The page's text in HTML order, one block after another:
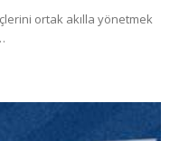
ortak akılla yönetmek